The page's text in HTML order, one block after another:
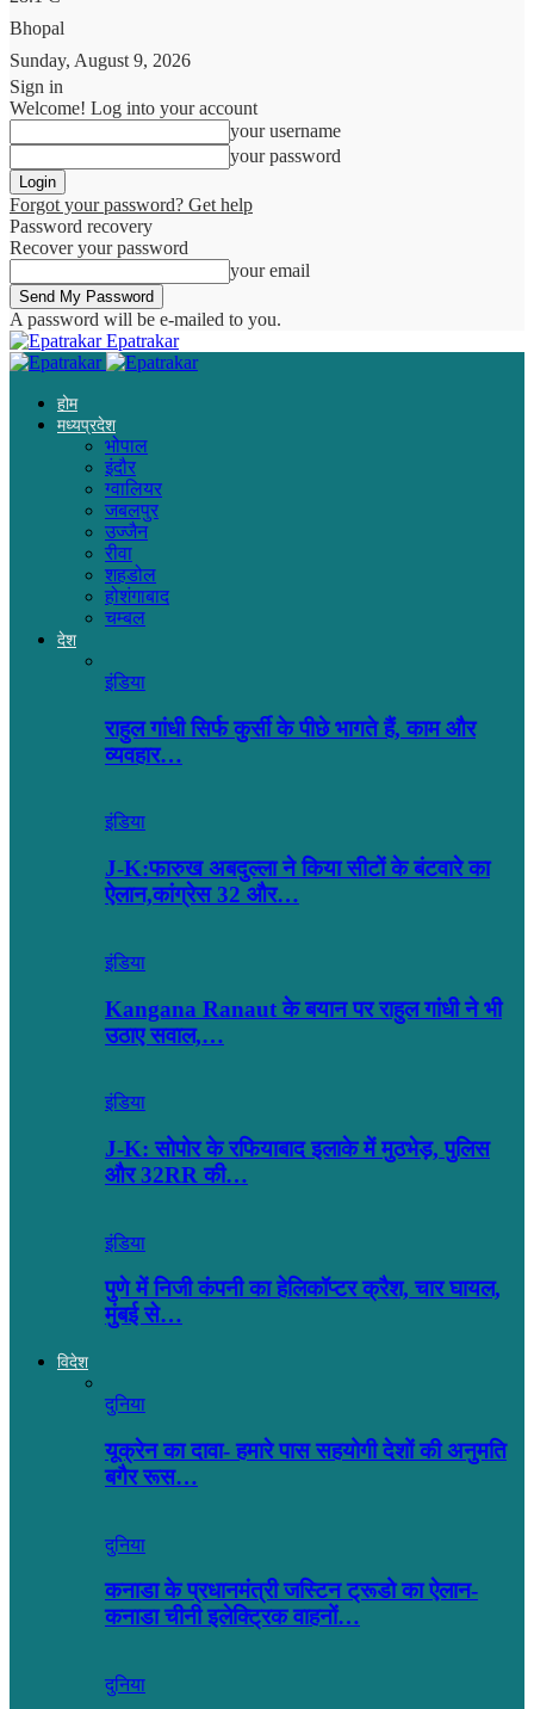
Bhopal
Sunday, August 9, 2026
Sign in
Welcome! Log into your account
your username
your password
Forgot your password? Get help
Password recovery
Recover your password
your email
A password will be e-mailed to you.
Epatrakar
होम
मध्यप्रदेश
भोपाल
इंदौर
ग्वालियर
जबलपुर
उज्जैन
रीवा
शहडोल
होशंगाबाद
चम्बल
देश
इंडिया
राहुल गांधी सिर्फ कुर्सी के पीछे भागते हैं, काम और
व्यवहार…
इंडिया
J-K:फारुख अबदुल्ला ने किया सीटों के बंटवारे का
ऐलान,कांग्रेस 32 और…
इंडिया
Kangana Ranaut के बयान पर राहुल गांधी ने भी
उठाए सवाल,…
इंडिया
J-K: सोपोर के रफियाबाद इलाके में मुठभेड़, पुलिस
और 32RR की…
इंडिया
पुणे में निजी कंपनी का हेलिकॉप्टर क्रैश, चार घायल,
मुंबई से…
विदेश
दुनिया
यूक्रेन का दावा- हमारे पास सहयोगी देशों की अनुमति
बगैर रूस…
दुनिया
कनाडा के प्रधानमंत्री जस्टिन ट्रूडो का ऐलान-
कनाडा चीनी इलेक्ट्रिक वाहनों…
दुनिया